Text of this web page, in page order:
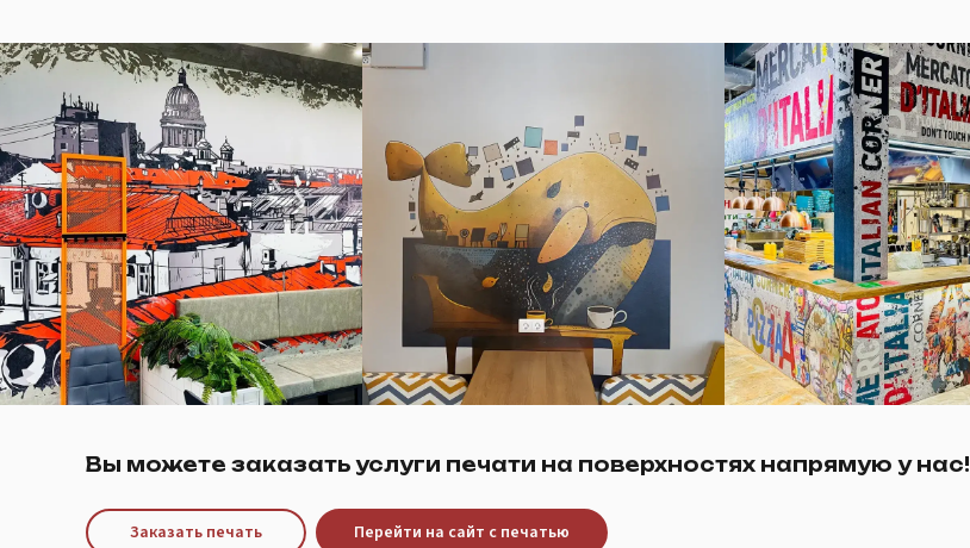
Вы можете заказать услуги печати на поверхностях напрямую у нас!
Заказать печать Перейти на сайт с печатью